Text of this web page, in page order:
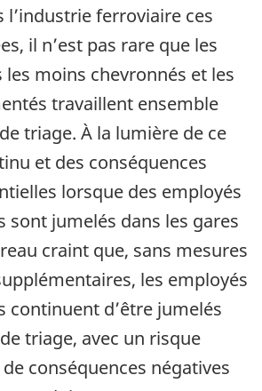
l’industrie ferroviaire ces
il n’est pas rare que les
moins chevronnés et les
travaillent ensemble
triage. À la lumière de ce
et des conséquences
lorsque des employés
sont jumelés dans les gares
craint que, sans mesures
les employés
continuent d’être jumelés
triage, avec un risque
conséquences négatives